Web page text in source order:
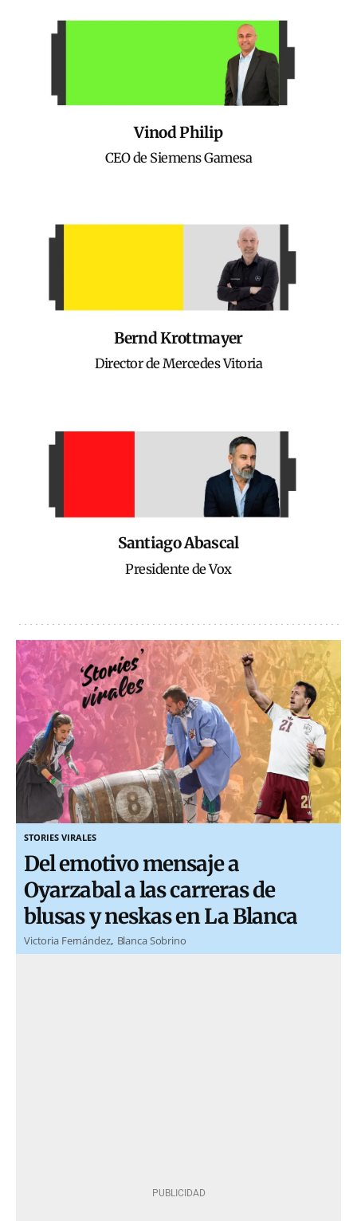
Vinod Philip
CEO de Siemens Gamesa
Bernd Krottmayer
Director de Mercedes Vitoria
Santiago Abascal
Presidente de Vox
STORIES VIRALES
Del emotivo mensaje a
Oyarzabal a las carreras de
blusas y neskas en La Blanca
Victoria Fernández Blanca Sobrino